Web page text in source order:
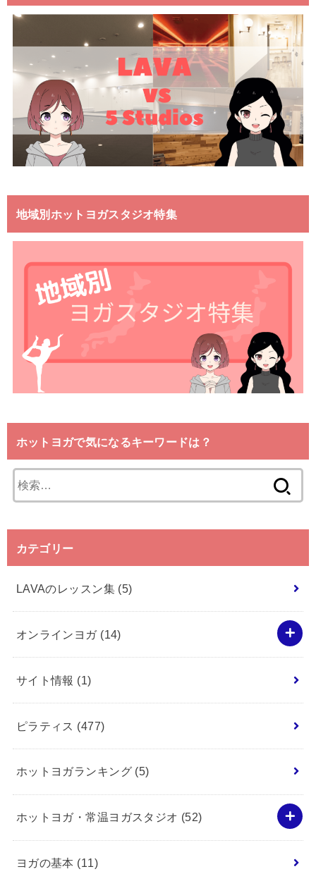
地域別ホットヨガスタジオ特集
ホットヨガで気になるキーワードは？
索:
カテゴリー
LAVAのレッスン集 (5)
オンラインヨガ (14)
サイト情報 (1)
ピラティス (477)
ホットヨガランキング (5)
ホットヨガ・常温ヨガスタジオ (52)
ヨガの基本 (11)